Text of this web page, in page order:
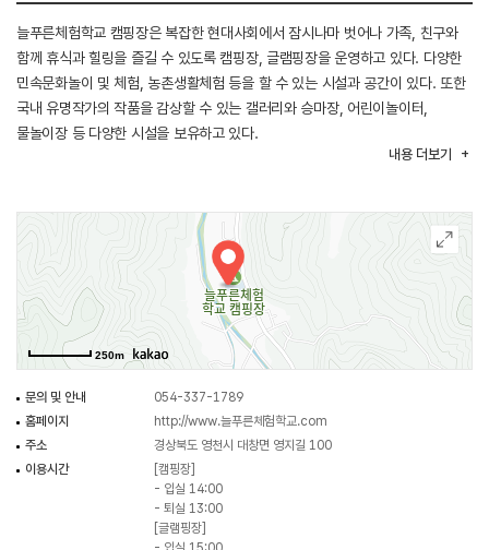
늘푸른체험학교 캠핑장은 복잡한 현대사회에서 잠시나마 벗어나 가족, 친구와
함께 휴식과 힐링을 즐길 수 있도록 캠핑장, 글램핑장을 운영하고 있다. 다양한
민속문화놀이 및 체험, 농촌생활체험 등을 할 수 있는 시설과 공간이 있다. 또한
국내 유명작가의 작품을 감상할 수 있는 갤러리와 승마장, 어린이놀이터,
물놀이장 등 다양한 시설을 보유하고 있다.
내용 더보기
250m
문의 및 안내
054-337-1789
홈페이지
http://www.늘푸른체험학교.com
주소
경상북도 영천시 대창면 영지길 100
이용시간
[캠핑장]
- 입실 14:00
- 퇴실 13:00
[글램핑장]